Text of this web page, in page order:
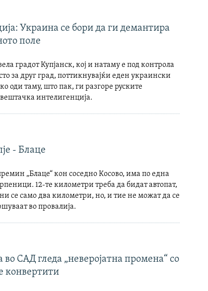
Украина се бори да ги демантира
поле
градот Купјанск, кој и натаму е под контрола
за друг град, поттикнувајќи еден украински
оди таму, што пак, ги разгоре руските
интелигенција.
- Блаце
„Блаце“ кон соседно Косово, има по една
12-те километри треба да бидат автопат,
се само два километри, но, и тие не можат да се
во провалија.
САД гледа „неверојатна промена“ со
конвертити